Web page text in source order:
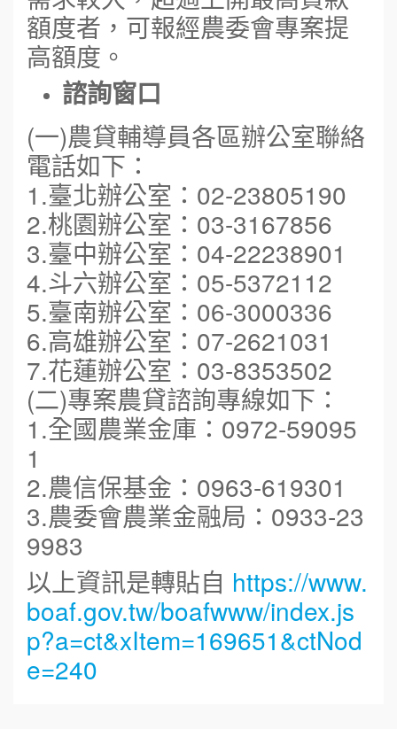
額度者，可報經農委會專案提
高額度。
諮詢窗口
(一)農貸輔導員各區辦公室聯絡
電話如下：
1.臺北辦公室：02-23805190
2.桃園辦公室：03-3167856
3.臺中辦公室：04-22238901
4.斗六辦公室：05-5372112
5.臺南辦公室：06-3000336
6.高雄辦公室：07-2621031
7.花蓮辦公室：03-8353502
(二)專案農貸諮詢專線如下：
1.全國農業金庫：0972-59095
1
2.農信保基金：0963-619301
3.農委會農業金融局：0933-23
9983
以上資訊是轉貼自 https://www.
boaf.gov.tw/boafwww/index.js
p?a=ct&xItem=169651&ctNod
e=240
鼎威維修
7 88thai發發泰-泰式飯行家
呷尚寶
9 SHARE TEA歇腳亭
10 TEA TOP台灣第一味
1 Cozy coffee可集咖啡
周 先生/小姐
加盟預算 100萬 ~150萬
徐 先生/小姐 新北市
加盟預算 50萬~75萬
何 先生/小姐
加盟預算 100萬~300萬
呂 先生/小姐 新竹市
加盟預算 200萬~400萬